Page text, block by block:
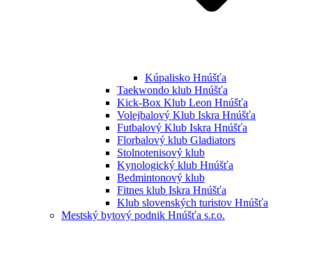
Kúpalisko Hnúšťa
Taekwondo klub Hnúšťa
Kick-Box Klub Leon Hnúšťa
Volejbalový Klub Iskra Hnúšťa
Futbalový Klub Iskra Hnúšťa
Florbalový klub Gladiators
Stolnotenisový klub
Kynologický klub Hnúšťa
Bedmintonový klub
Fitnes klub Iskra Hnúšťa
Klub slovenských turistov Hnúšťa
Mestský bytový podnik Hnúšťa s.r.o.